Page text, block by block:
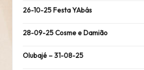
26-10-25 Festa YAbás
28-09-25 Cosme e Damião
Olubajé – 31-08-25